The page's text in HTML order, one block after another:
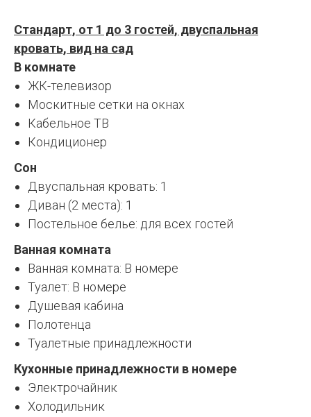
Стандарт, от 1 до 3 гостей, двуспальная
кровать, вид на сад
В комнате
ЖК-телевизор
Москитные сетки на окнах
Кабельное ТВ
Кондиционер
Сон
Двуспальная кровать: 1
Диван (2 места): 1
Постельное белье: для всех гостей
Ванная комната
Ванная комната: В номере
Туалет: В номере
Душевая кабина
Полотенца
Туалетные принадлежности
Кухонные принадлежности в номере
Электрочайник
Холодильник